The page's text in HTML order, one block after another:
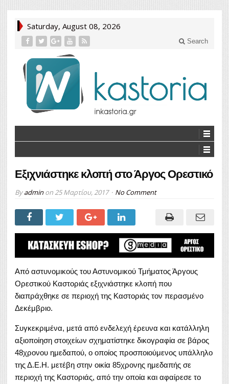
Saturday, August 08, 2026
Search
Εξιχνιάστηκε κλοπή στο Άργος Ορεστικό
Byadminon 25 Μαρτίου, 2017 No Comment
Από αστυνομικούς του Αστυνομικού Τμήματος Άργους
Ορεστικού Καστοριάς εξιχνιάστηκε κλοπή που
διαπράχθηκε σε περιοχή της Καστοριάς τον περασμένο
Δεκέμβριο.
Συγκεκριμένα, μετά από ενδελεχή έρευνα και κατάλληλη
αξιοποίηση στοιχείων σχηματίστηκε δικογραφία σε βάρος
48χρονου ημεδαπού, ο οποίος προσποιούμενος υπάλληλο
της Δ.Ε.Η. μετέβη στην οικία 85χρονης ημεδαπής σε
περιοχή της Καστοριάς, από την οποία και αφαίρεσε το